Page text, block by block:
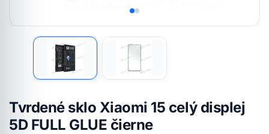
Tvrdené sklo Xiaomi 15 celý displej
5D FULL GLUE čierne